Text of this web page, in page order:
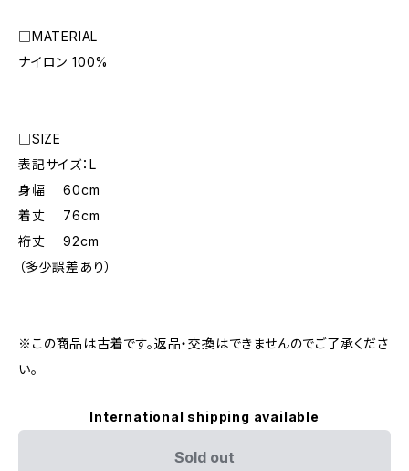
□MATERIAL
ナイロン 100%
□SIZE
表記サイズ：L
身幅 60cm
着丈 76cm
裄丈 92cm
（多少誤差あり）
※この商品は古着です。返品・交換はできませんのでご了承くださ
い。
International shipping available
Sold out